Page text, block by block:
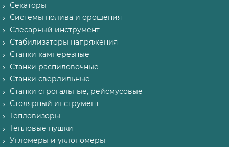
Секаторы
Системы полива и орошения
Слесарный инструмент
Стабилизаторы напряжения
Станки камнерезные
Станки распиловочные
Станки сверлильные
Станки строгальные, рейсмусовые
Столярный инструмент
Тепловизоры
Тепловые пушки
Угломеры и уклономеры